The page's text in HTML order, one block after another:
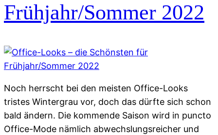
Frühjahr/Sommer 2022
Noch herrscht bei den meisten Office-Looks
tristes Wintergrau vor, doch das dürfte sich schon
bald ändern. Die kommende Saison wird in puncto
Office-Mode nämlich abwechslungsreicher und